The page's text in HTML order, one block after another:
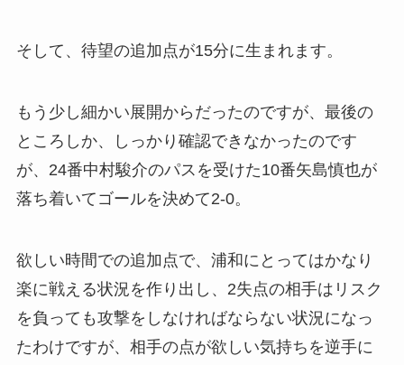
そして、待望の追加点が15分に生まれます。
もう少し細かい展開からだったのですが、最後の
ところしか、しっかり確認できなかったのです
が、24番中村駿介のパスを受けた10番矢島慎也が
落ち着いてゴールを決めて2-0。
欲しい時間での追加点で、浦和にとってはかなり
楽に戦える状況を作り出し、2失点の相手はリスク
を負っても攻撃をしなければならない状況になっ
たわけですが、相手の点が欲しい気持ちを逆手に